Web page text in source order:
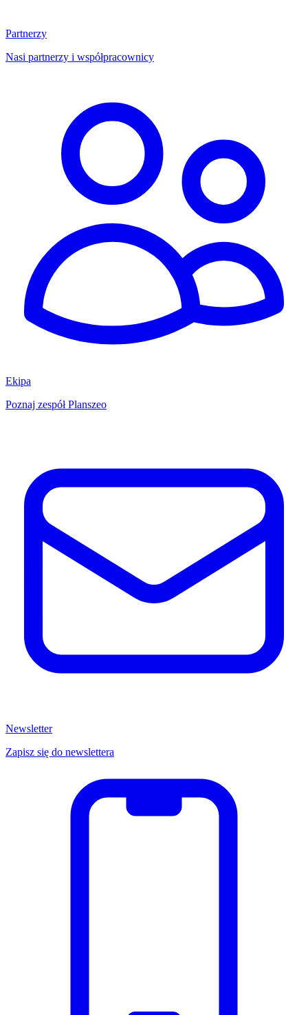
Partnerzy
Nasi partnerzy i współpracownicy
Ekipa
Poznaj zespół Planszeo
Newsletter
Zapisz się do newslettera